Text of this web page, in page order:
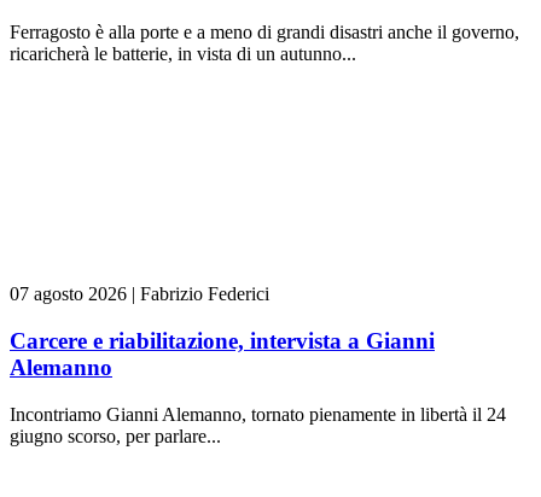
Ferragosto è alla porte e a meno di grandi disastri anche il governo,
ricaricherà le batterie, in vista di un autunno...
07 agosto 2026 | Fabrizio Federici
Carcere e riabilitazione, intervista a Gianni
Alemanno
Incontriamo Gianni Alemanno, tornato pienamente in libertà il 24
giugno scorso, per parlare...